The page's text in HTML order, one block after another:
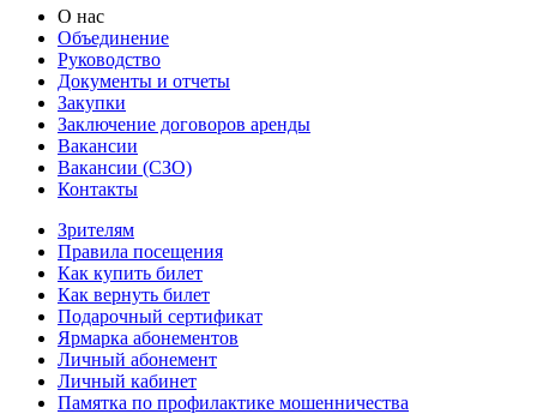
О нас
Объединение
Руководство
Документы и отчеты
Закупки
Заключение договоров аренды
Вакансии
Вакансии (СЗО)
Контакты
Зрителям
Правила посещения
Как купить билет
Как вернуть билет
Подарочный сертификат
Ярмарка абонементов
Личный абонемент
Личный кабинет
Памятка по профилактике мошенничества